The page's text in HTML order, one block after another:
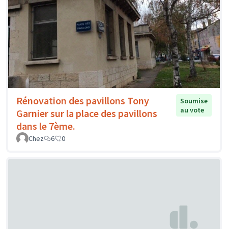
Rénovation des pavillons Tony
Garnier sur la place des pavillons
dans le 7ème.
Soumise
au vote
Chez 6 0